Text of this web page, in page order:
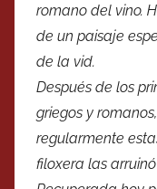
romano del vino.
de un paisaje
de la vid.
Después de los
griegos y
regularmente
filoxera las